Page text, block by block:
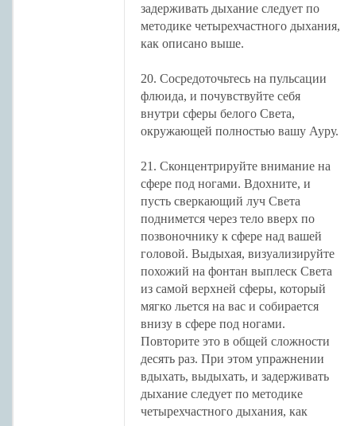
задерживать дыхание следует по
методике четырехчастного дыхания,
как описано выше.
20. Сосредоточьтесь на пульсации
флюида, и почувствуйте себя
внутри сферы белого Света,
окружающей полностью вашу Ауру.
21. Сконцентрируйте внимание на
сфере под ногами. Вдохните, и
пусть сверкающий луч Света
поднимется через тело вверх по
позвоночнику к сфере над вашей
головой. Выдыхая, визуализируйте
похожий на фонтан выплеск Света
из самой верхней сферы, который
мягко льется на вас и собирается
внизу в сфере под ногами.
Повторите это в общей сложности
десять раз. При этом упражнении
вдыхать, выдыхать, и задерживать
дыхание следует по методике
четырехчастного дыхания, как